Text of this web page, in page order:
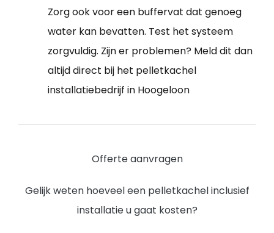
Zorg ook voor een buffervat dat genoeg
water kan bevatten. Test het systeem
zorgvuldig. Zijn er problemen? Meld dit dan
altijd direct bij het pelletkachel
installatiebedrijf in Hoogeloon
Offerte aanvragen
Gelijk weten hoeveel een pelletkachel inclusief
installatie u gaat kosten?